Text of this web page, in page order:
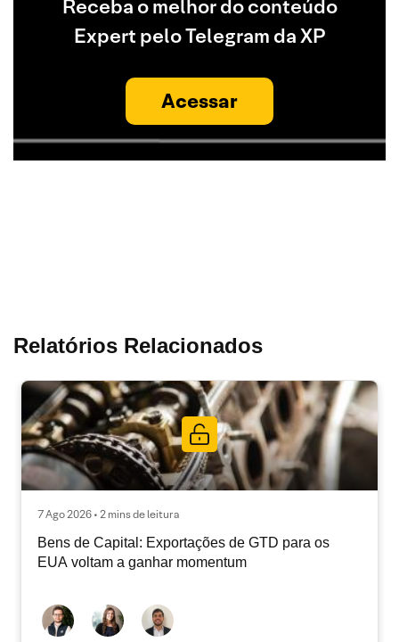
Receba o melhor do conteúdo
Expert pelo Telegram da XP
Acessar
Relatórios Relacionados
7 Ago 2026 • 2 mins de leitura
Bens de Capital: Exportações de GTD para os
EUA voltam a ganhar momentum